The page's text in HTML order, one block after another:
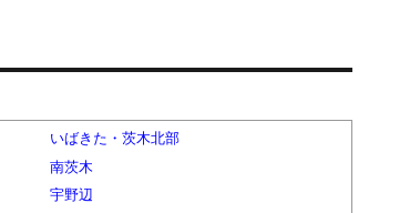
いばきた・茨木北部
南茨木
宇野辺